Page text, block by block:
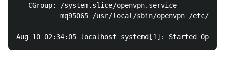
   CGroup: /system.slice/openvpn.service
mq95065 /usr/local/sbin/openvpn /etc/